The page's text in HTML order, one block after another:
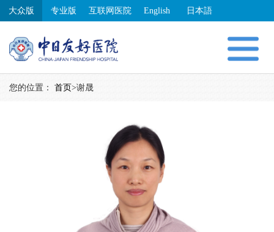
大众版 专业版 互联网医院 English 日本語
您的位置： 首页>谢晟